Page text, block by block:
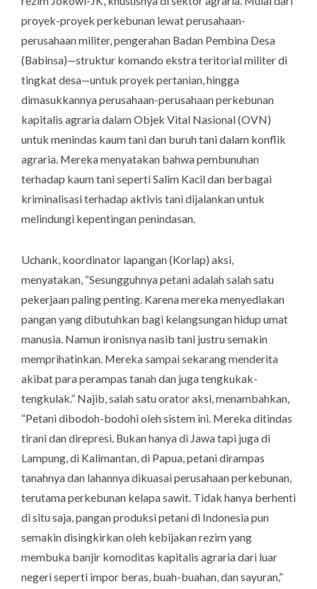
proyek-proyek perkebunan lewat perusahaan-
perusahaan militer, pengerahan Badan Pembina Desa
(Babinsa)—struktur komando ekstra teritorial militer di
tingkat desa—untuk proyek pertanian, hingga
dimasukkannya perusahaan-perusahaan perkebunan
kapitalis agraria dalam Objek Vital Nasional (OVN)
untuk menindas kaum tani dan buruh tani dalam konflik
agraria. Mereka menyatakan bahwa pembunuhan
terhadap kaum tani seperti Salim Kacil dan berbagai
kriminalisasi terhadap aktivis tani dijalankan untuk
melindungi kepentingan penindasan.
Uchank, koordinator lapangan (Korlap) aksi,
menyatakan, “Sesungguhnya petani adalah salah satu
pekerjaan paling penting. Karena mereka menyediakan
pangan yang dibutuhkan bagi kelangsungan hidup umat
manusia. Namun ironisnya nasib tani justru semakin
memprihatinkan. Mereka sampai sekarang menderita
akibat para perampas tanah dan juga tengkukak-
tengkulak.” Najib, salah satu orator aksi, menambahkan,
“Petani dibodoh-bodohi oleh sistem ini. Mereka ditindas
tirani dan direpresi. Bukan hanya di Jawa tapi juga di
Lampung, di Kalimantan, di Papua, petani dirampas
tanahnya dan lahannya dikuasai perusahaan perkebunan,
terutama perkebunan kelapa sawit. Tidak hanya berhenti
di situ saja, pangan produksi petani di Indonesia pun
semakin disingkirkan oleh kebijakan rezim yang
membuka banjir komoditas kapitalis agraria dari luar
negeri seperti impor beras, buah-buahan, dan sayuran,”